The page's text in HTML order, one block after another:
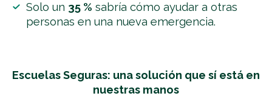
Solo un 35 % sabría cómo ayudar a otras
personas en una nueva emergencia.
Escuelas Seguras: una solución que sí está en
nuestras manos